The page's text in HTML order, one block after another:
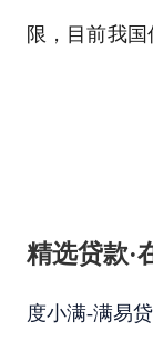
限，目前我
卡，信用卡可
正常使用信用
精选贷款·
度小满-满易贷